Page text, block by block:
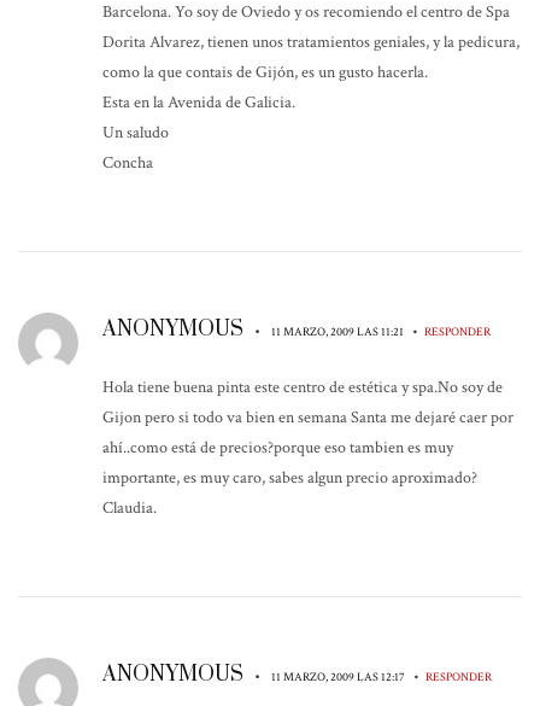
Barcelona. Yo soy de Oviedo y os recomiendo el centro de Spa
Dorita Alvarez, tienen unos tratamientos geniales, y la pedicura,
como la que contais de Gijón, es un gusto hacerla.
Esta en la Avenida de Galicia.
Un saludo
Concha
ANONYMOUS • 11 MARZO, 2009 LAS 11:21 • RESPONDER
Hola tiene buena pinta este centro de estética y spa.No soy de
Gijon pero si todo va bien en semana Santa me dejaré caer por
ahí..como está de precios?porque eso tambien es muy
importante, es muy caro, sabes algun precio aproximado?
Claudia.
ANONYMOUS • 11 MARZO, 2009 LAS 12:17 • RESPONDER